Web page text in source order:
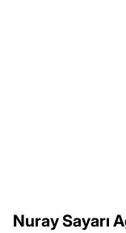
Nuray Sayarı